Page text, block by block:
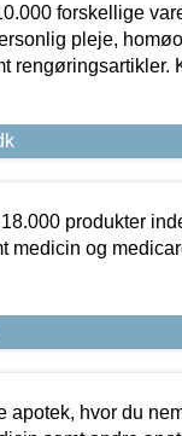
forskellige
pleje,
rengøringsartikler.
produkter
medicin og
apotek, hvor du